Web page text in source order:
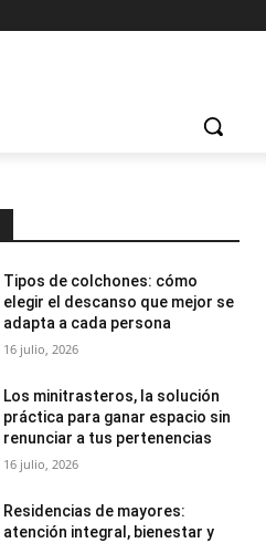
Tipos de colchones: cómo
elegir el descanso que mejor se
adapta a cada persona
16 julio, 2026
Los minitrasteros, la solución
práctica para ganar espacio sin
renunciar a tus pertenencias
16 julio, 2026
Residencias de mayores:
atención integral, bienestar y